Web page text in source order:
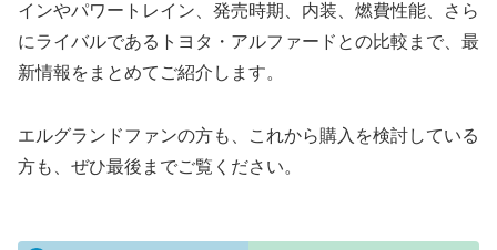
インやパワートレイン、発売時期、内装、燃費性能、さら
にライバルであるトヨタ・アルファードとの比較まで、最
新情報をまとめてご紹介します。
エルグランドファンの方も、これから購入を検討している
方も、ぜひ最後までご覧ください。